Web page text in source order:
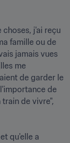
j'ai reçu
famille ou de
jamais vues
me
de garder le
de
de vivre",
qu'elle a